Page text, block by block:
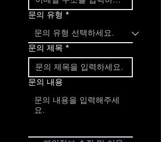
문의 유형 *
문의 제목 *
문의 내용